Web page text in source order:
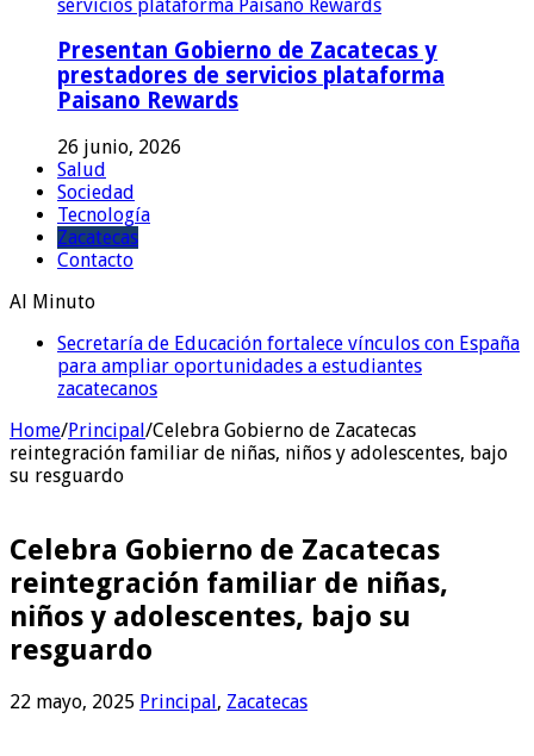
Presentan Gobierno de Zacatecas y
prestadores de servicios plataforma
Paisano Rewards
26 junio, 2026
Salud
Sociedad
Tecnología
Zacatecas
Contacto
Al Minuto
Secretaría de Educación fortalece vínculos con España
para ampliar oportunidades a estudiantes
zacatecanos
Carlos Puente Salas reaparece en la Cámara de
Diputados y se alista para el arranque del Tercer Año
Legislativo
Home/Principal/Celebra Gobierno de Zacatecas
reintegración familiar de niñas, niños y adolescentes, bajo
su resguardo
Celebra Gobierno de Zacatecas
reintegración familiar de niñas,
niños y adolescentes, bajo su
resguardo
22 mayo, 2025 Principal, Zacatecas